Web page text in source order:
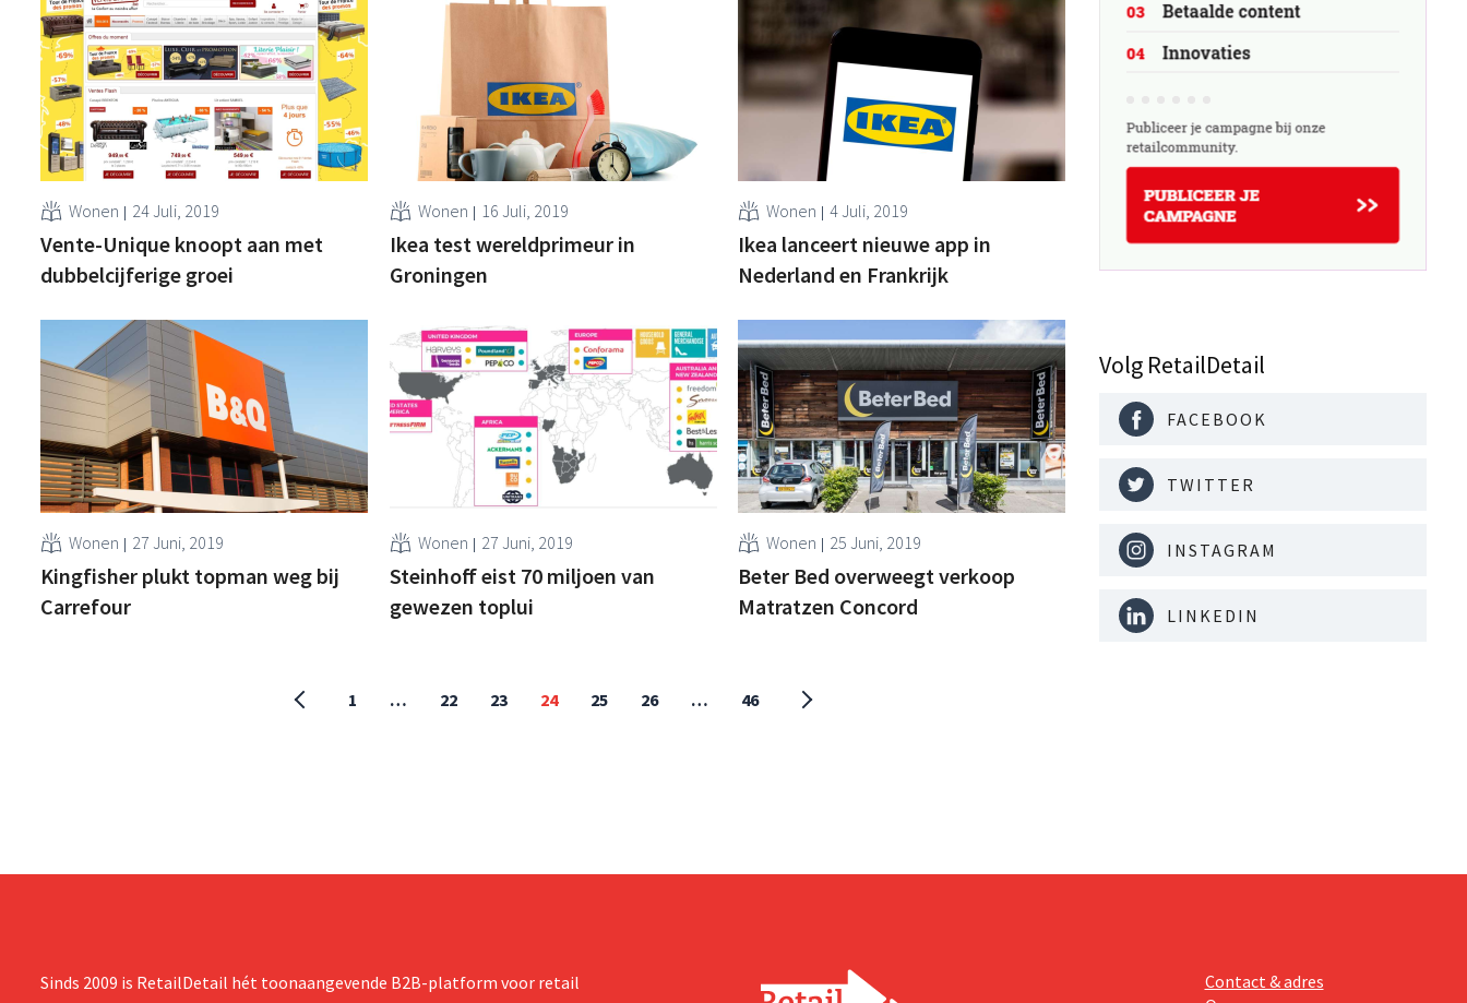
Wonen 24 Juli, 2019
Vente-Unique knoopt aan met
dubbelcijferige groei
Wonen 16 Juli, 2019
Ikea test wereldprimeur in
Groningen
Wonen 4 Juli, 2019
Ikea lanceert nieuwe app in
Nederland en Frankrijk
Wonen 27 Juni, 2019
Kingfisher plukt topman weg bij
Carrefour
Wonen 27 Juni, 2019
Steinhoff eist 70 miljoen van
gewezen toplui
Wonen 25 Juni, 2019
Beter Bed overweegt verkoop
Matratzen Concord
1 … 22 23 24 25 26 … 46
Volg RetailDetail
FACEBOOK
TWITTER
INSTAGRAM
LINKEDIN
Sinds 2009 is RetailDetail hét toonaangevende B2B-platform voor retail
Contact & adres